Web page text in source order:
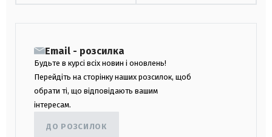
Email - розсилка
Будьте в курсі всіх новин і оновлень!
Перейдіть на сторінку наших розсилок, щоб
обрати ті, що відповідають вашим
інтересам.
ДО РОЗСИЛОК